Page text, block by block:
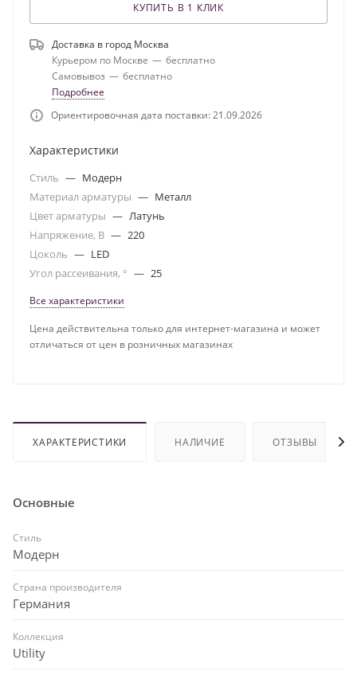
КУПИТЬ В 1 КЛИК
Доставка в город Москва
Курьером по Москве — бесплатно
Самовывоз — бесплатно
Подробнее
Ориентировочная дата поставки: 21.09.2026
Характеристики
Стиль — Модерн
Материал арматуры — Металл
Цвет арматуры — Латунь
Напряжение, В — 220
Цоколь — LED
Угол рассеивания, ° — 25
Все характеристики
Цена действительна только для интернет-магазина и может
отличаться от цен в розничных магазинах
ХАРАКТЕРИСТИКИ НАЛИЧИЕ ОТЗЫВЫ
Основные
Стиль
Модерн
Страна производителя
Германия
Коллекция
Utility